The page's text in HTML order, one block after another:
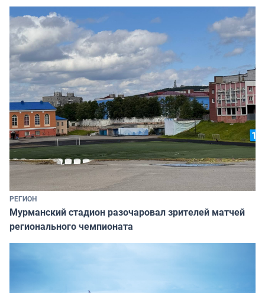
РЕГИОН
Мурманский стадион разочаровал зрителей матчей
регионального чемпионата